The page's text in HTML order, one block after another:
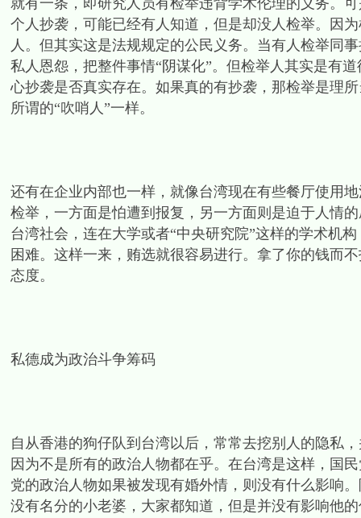
就有一条，即研究人员有检举违背学术伦理的义务。
个人抄袭，可能已经有人知道，但是却没人检举。因
人。但其实这是法规规定的公民义务。当有人检举同
私人恩怨，把整件事情“阴谋化”。但检举人其实是有
心抄袭是否真实存在。如果真的有抄袭，那检举是理
所谓的“吹哨人”一样。
还有在企业内部也一样，就像台湾现在有些餐厅使用
检举，一方面是怕遭到报复，另一方面则是迫于人情
台湾社会，连在大学或者“中央研究院”这样的学术机
困难。这样一来，贿选就很容易进行。拿了你的钱而
态度。
私德成为政治斗争筹码
自从香港的狗仔队到台湾以后，常常去挖别人的隐私
因为不是所有的政治人物都在乎。在台湾是这样，国
党的政治人物如果被发现有婚外情，则没有什么影响
没有名分的小老婆，大家都知道，但是并没有影响他